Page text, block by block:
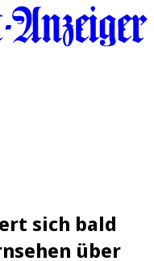
sich bald
über